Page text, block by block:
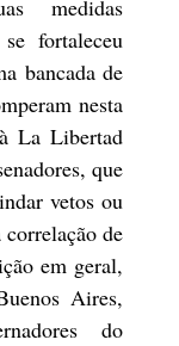
medidas
fortaleceu
bancada de
nesta
La Libertad
que
vetos ou
de
em geral,
Aires,
do